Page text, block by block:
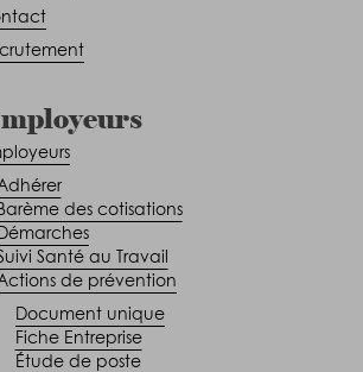
Barème des cotisations
Démarches
Santé au Travail
de prévention
Document unique
Fiche Entreprise
Étude de poste